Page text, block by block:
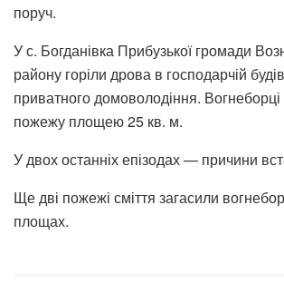
поруч.
У с. Богданівка Прибузької громади
району горіли дрова в господарчій
приватного домоволодіння.
пожежу площею 25 кв. м.
У двох останніх епізодах — причини
Ще дві пожежі сміття загасили
площах.